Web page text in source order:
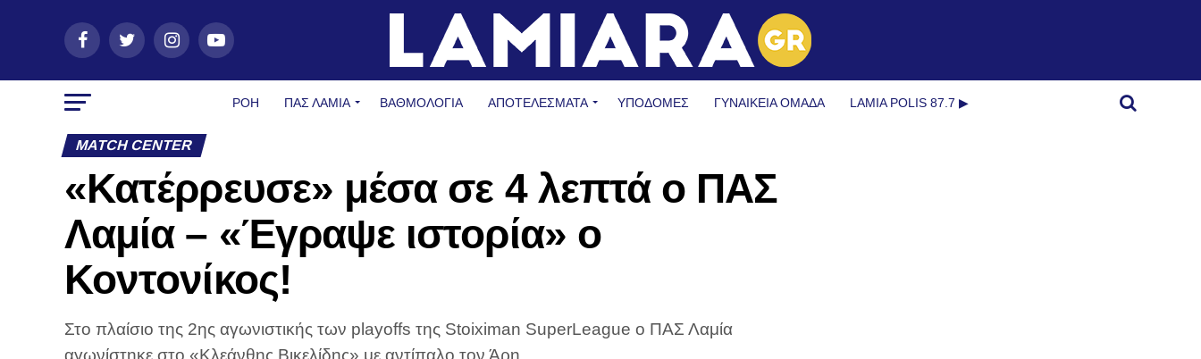
ΡΟΗ ΠΑΣ ΛΑΜΊΑ ΒΑΘΜΟΛΟΓΙΑ ΑΠΟΤΕΛΕΣΜΑΤΑ ΥΠΟΔΟΜΈΣ ΓΥΝΑΙΚΕΊΑ ΟΜΆΔΑ LAMIA POLIS 87.7 ▶︎
MATCH CENTER
«Κατέρρευσε» μέσα σε 4 λεπτά ο ΠΑΣ
Λαμία – «Έγραψε ιστορία» ο
Κοντονίκος!
Στο πλαίσιο της 2ης αγωνιστικής των playoffs της Stoiximan SuperLeague ο ΠΑΣ Λαμία
αγωνίστηκε στο «Κλεάνθης Βικελίδης» με αντίπαλο τον Άρη.